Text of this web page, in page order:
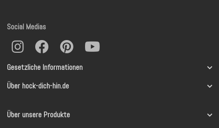
Gesetzliche Informationen
Über hock-dich-hin.de
Über unsere Produkte
Social Medias